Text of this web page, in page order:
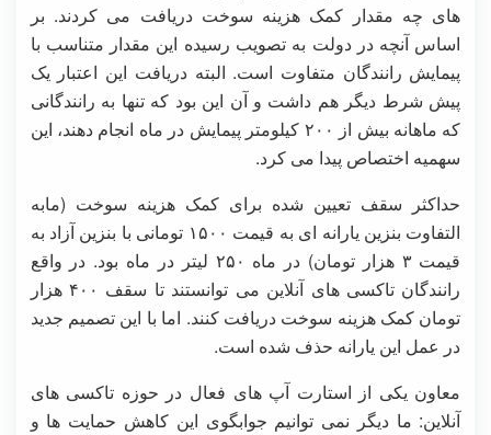
های چه مقدار کمک هزینه سوخت دریافت می کردند. بر
اساس آنچه در دولت به تصویب رسیده این مقدار متناسب با
پیمایش رانندگان متفاوت است. البته دریافت این اعتبار یک
پیش شرط دیگر هم داشت و آن این بود که تنها به رانندگانی
که ماهانه بیش از ۲۰۰ کیلومتر پیمایش در ماه انجام دهند، این
سهمیه اختصاص پیدا می کرد.
حداکثر سقف تعیین شده برای کمک هزینه سوخت (مابه
التفاوت بنزین یارانه ای به قیمت ۱۵۰۰ تومانی با بنزین آزاد به
قیمت ۳ هزار تومان) در ماه ۲۵۰ لیتر در ماه بود. در واقع
رانندگان تاکسی های آنلاین می توانستند تا سقف ۴۰۰ هزار
تومان کمک هزینه سوخت دریافت کنند. اما با این تصمیم جدید
در عمل این یارانه حذف شده است.
معاون یکی از استارت آپ های فعال در حوزه تاکسی های
آنلاین: ما دیگر نمی توانیم جوابگوی این کاهش حمایت ها و